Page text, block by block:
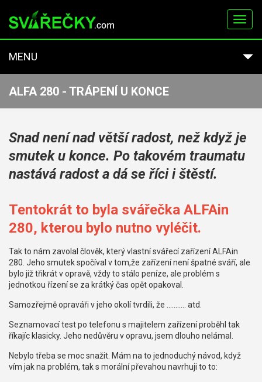
MENU
ALFA 280 - TRÁPENÍ U KONCE
Snad není nad větší radost, než když je
smutek u konce. Po takovém traumatu
nastává radost a dá se říci i štěstí.
Tentokrát to byla svářečka ALFAin
280, kterou bylo nutno vyléčit.
Tak to nám zavolal člověk, který vlastní svářecí zařízení ALFAin
280. Jeho smutek spočíval v tom,že zařízení není špatné sváří, ale
bylo již třikrát v opravě, vždy to stálo peníze, ale problém s
jednotkou řízení se za krátký čas opět opakoval.
Samozřejmě opraváři v jeho okolí tvrdili, že ........... atd.
Seznamovací test po telefonu s majitelem zařízení proběhl tak
říkajíc klasicky. Jeho nedůvěru v opravu, jsem dlouho nelámal.
Nebylo třeba se moc snažit. Mám na to jednoduchý návod, když
vím jak na problém, tak s morální převahou navrhuji to to: